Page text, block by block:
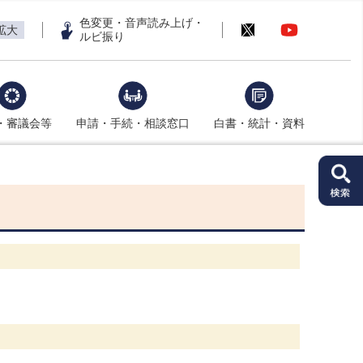
大
色変更・音声読み上げ・
ルビ振り
審議会等 申請・手続・相談窓口 白書・統計・資料